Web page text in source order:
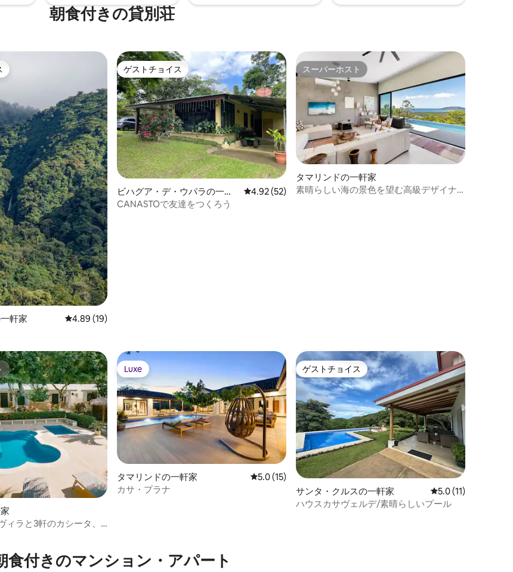
朝食付きの貸別荘
星の平均評価
軒家 レビュー19件、5つ星中4.89つ星の平均評価
4.89 (19)
ゲストチョイス
ゲストチョイス
ビハグア・デ・ウパラの一軒
家
レビュー52件、5つ星中4.92つ星の平均評価
4.92 (52)
CANASTOで友達をつくろう
スーパーホスト
スーパーホスト
タマリンドの一軒家
素晴らしい海の景色を望む高級デザイナ
ィラと3軒のカシータ、
Luxe
Luxe
タマリンドの一軒家 レビュー15件、5つ星中5.0つ星の平均評価
5.0 (15)
カサ・プラナ
ゲストチョイス
ゲストチョイス
サンタ・クルスの一軒家 レビュー11件、5つ
5.0 (11)
ハウスカサヴェルデ/素晴らしいプール
食付きのマンション・アパート